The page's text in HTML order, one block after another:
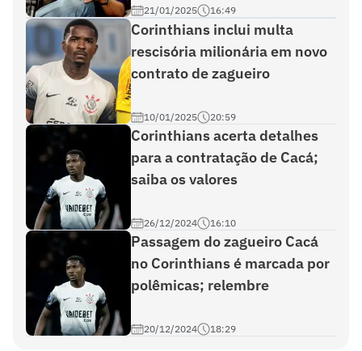
21/01/2025 16:49
Corinthians inclui multa
rescisória milionária em novo
contrato de zagueiro
10/01/2025 20:59
Corinthians acerta detalhes
para a contratação de Cacá;
saiba os valores
26/12/2024 16:10
Passagem do zagueiro Cacá
no Corinthians é marcada por
polêmicas; relembre
20/12/2024 18:29